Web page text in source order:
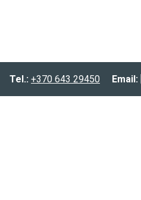
Informacija
Tel.: +370 643 29450 Email: